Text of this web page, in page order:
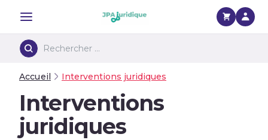
Accueil Interventions juridiques
Interventions
juridiques